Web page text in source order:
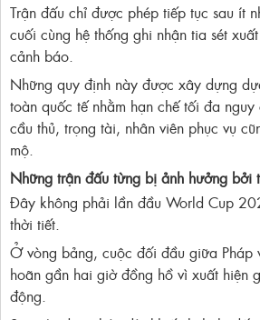
Trận đấu chỉ được phép tiếp tục sau ít
cuối cùng hệ thống ghi nhận tia sét
cảnh báo.
Những quy định này được xây dựng
toàn quốc tế nhằm hạn chế tối đa
cầu thủ, trọng tài, nhân viên phục vụ
mộ.
Những trận đấu từng bị ảnh hưởng bởi
Đây không phải lần đầu World Cup
thời tiết.
Ở vòng bảng, cuộc đối đầu giữa Pháp
hoãn gần hai giờ đồng hồ vì xuất hiện
động.